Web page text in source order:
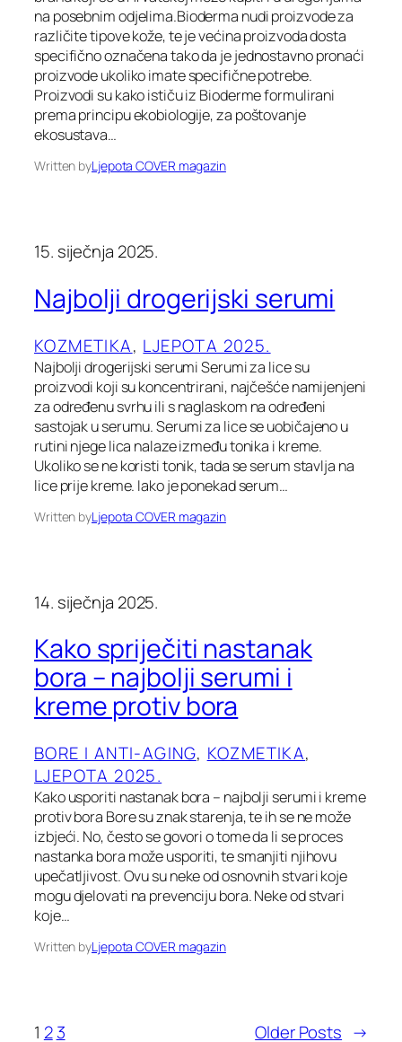
na posebnim odjelima.Bioderma nudi proizvode za
različite tipove kože, te je većina proizvoda dosta
specifično označena tako da je jednostavno pronaći
proizvode ukoliko imate specifične potrebe.
Proizvodi su kako ističu iz Bioderme formulirani
prema principu ekobiologije, za poštovanje
ekosustava…
Written byLjepota COVER magazin
15. siječnja 2025.
Najbolji drogerijski serumi
KOZMETIKA, LJEPOTA 2025.
Najbolji drogerijski serumi Serumi za lice su
proizvodi koji su koncentrirani, najčešće namijenjeni
za određenu svrhu ili s naglaskom na određeni
sastojak u serumu. Serumi za lice se uobičajeno u
rutini njege lica nalaze između tonika i kreme.
Ukoliko se ne koristi tonik, tada se serum stavlja na
lice prije kreme. Iako je ponekad serum…
Written byLjepota COVER magazin
14. siječnja 2025.
Kako spriječiti nastanak
bora – najbolji serumi i
kreme protiv bora
BORE I ANTI-AGING, KOZMETIKA
LJEPOTA 2025.
Kako usporiti nastanak bora – najbolji serumi i kreme
protiv bora Bore su znak starenja, te ih se ne može
izbjeći. No, često se govori o tome da li se proces
nastanka bora može usporiti, te smanjiti njihovu
upečatljivost. Ovu su neke od osnovnih stvari koje
mogu djelovati na prevenciju bora. Neke od stvari
koje…
Written byLjepota COVER magazin
1 2 3 Older Posts →